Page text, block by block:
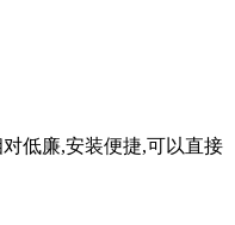
低廉,安装便捷,可以直接